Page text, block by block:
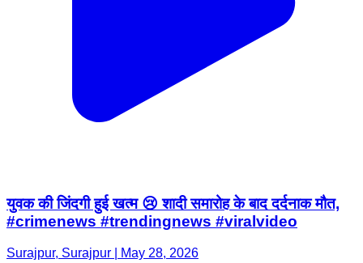
युवक की जिंदगी हुई खत्म 😢 शादी समारोह के बाद दर्दनाक मौत,
#crimenews #trendingnews #viralvideo
Surajpur, Surajpur | May 28, 2026